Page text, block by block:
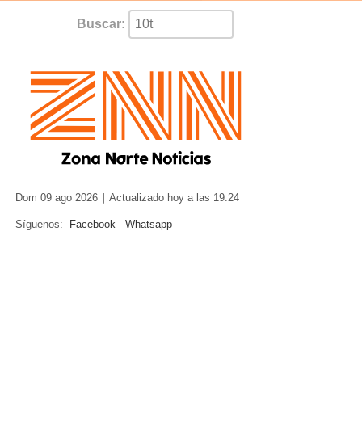
Buscar:
Dom 09 ago 2026 ∣ Actualizado hoy a las 19:24
Síguenos: Facebook Whatsapp